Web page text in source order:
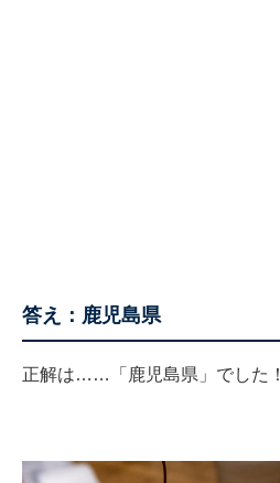
答え：鹿児島県
正解は……「鹿児島県」でした！